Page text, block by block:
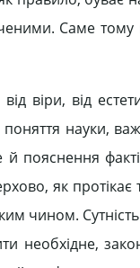
Саме
віри, від
науки,
пояснення
як
чином.
необхідне,